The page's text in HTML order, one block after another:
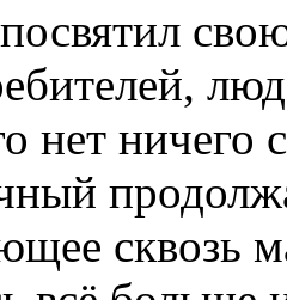
нет ничего
сквозь